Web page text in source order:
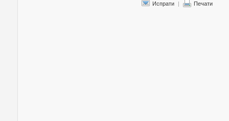
Испрати | Печати